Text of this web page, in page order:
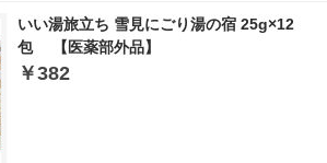
いい湯旅立ち 雪見にごり湯の宿 25g×12
包 【医薬部外品】
￥382